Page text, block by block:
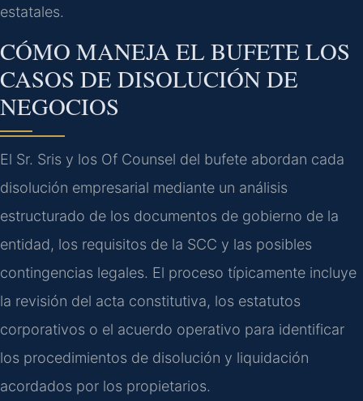
estatales.
CÓMO MANEJA EL BUFETE LOS
CASOS DE DISOLUCIÓN DE
NEGOCIOS
El Sr. Sris y los Of Counsel del bufete abordan cada
disolución empresarial mediante un análisis
estructurado de los documentos de gobierno de la
entidad, los requisitos de la SCC y las posibles
contingencias legales. El proceso típicamente incluye
la revisión del acta constitutiva, los estatutos
corporativos o el acuerdo operativo para identificar
los procedimientos de disolución y liquidación
acordados por los propietarios.